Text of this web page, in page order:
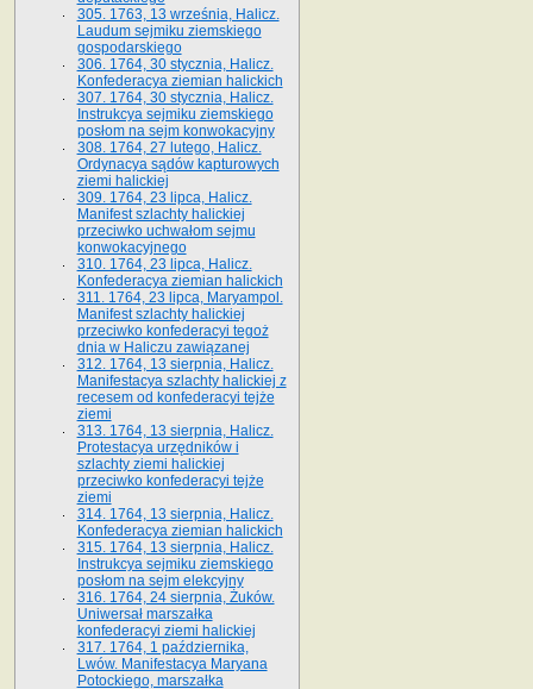
305. 1763, 13 września, Halicz.
Laudum sejmiku ziemskiego
gospodarskiego
306. 1764, 30 stycznia, Halicz.
Konfederacya ziemian halickich
307. 1764, 30 stycznia, Halicz.
Instrukcya sejmiku ziemskiego
posłom na sejm konwokacyjny
308. 1764, 27 lutego, Halicz.
Ordynacya sądów kapturowych
ziemi halickiej
309. 1764, 23 lipca, Halicz.
Manifest szlachty halickiej
przeciwko uchwałom sejmu
konwokacyjnego
310. 1764, 23 lipca, Halicz.
Konfederacya ziemian halickich
311. 1764, 23 lipca, Maryampol.
Manifest szlachty halickiej
przeciwko konfederacyi tegoż
dnia w Haliczu zawiązanej
312. 1764, 13 sierpnia, Halicz.
Manifestacya szlachty halickiej z
recesem od konfederacyi tejże
ziemi
313. 1764, 13 sierpnia, Halicz.
Protestacya urzędników i
szlachty ziemi halickiej
przeciwko konfederacyi tejże
ziemi
314. 1764, 13 sierpnia, Halicz.
Konfederacya ziemian halickich
315. 1764, 13 sierpnia, Halicz.
Instrukcya sejmiku ziemskiego
posłom na sejm elekcyjny
316. 1764, 24 sierpnia, Żuków.
Uniwersał marszałka
konfederacyi ziemi halickiej
317. 1764, 1 października,
Lwów. Manifestacya Maryana
Potockiego, marszałka